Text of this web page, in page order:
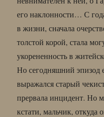
его наклонности… С
в жизни, сначала
толстой корой, стала
укорененность в
Но сегодняшний эпизод
выражался старый
прервала инцидент. Но
кстати, мальчик, откуда